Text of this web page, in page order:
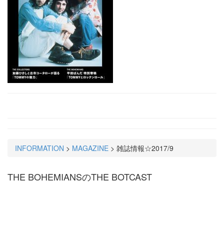
INFORMATION > MAGAZINE > 雑誌情報☆2017/9
THE BOHEMIANSのTHE BOTCAST